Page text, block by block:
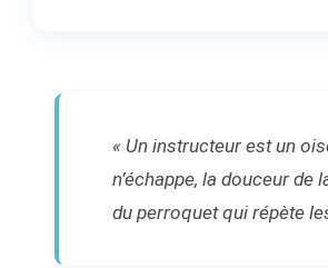
« Un instructeur est un
n’échappe, la douceur
du perroquet qui répète